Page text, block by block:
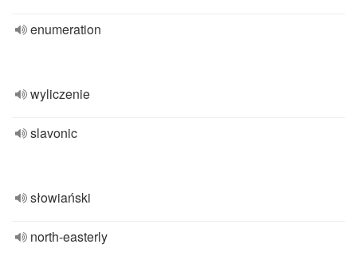
enumeration
wyliczenie
slavonic
słowiański
north-easterly